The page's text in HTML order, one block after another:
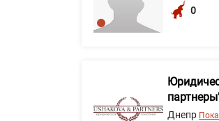
0
Днепр